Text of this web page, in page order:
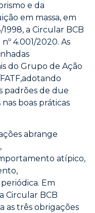
e da
em massa, em
a Circular BCB
4.001/2020. As
do Grupo de Ação
padrões de due
nas boas práticas
abrange
atípico,
Em
Circular BCB
as três obrigações